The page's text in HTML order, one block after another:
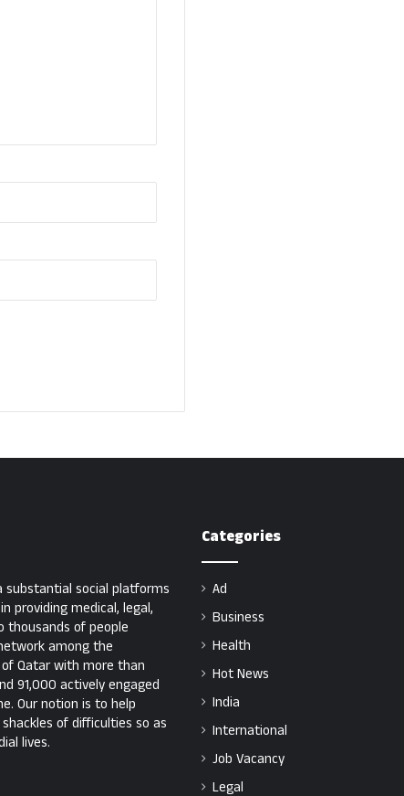
substantial social platforms
providing medical, legal,
thousands of people
among the
Qatar with more than
91,000 actively engaged
Our notion is to help
of difficulties so as
lives.
Categories
Ad
Business
Health
Hot News
India
International
Job Vacancy
Legal